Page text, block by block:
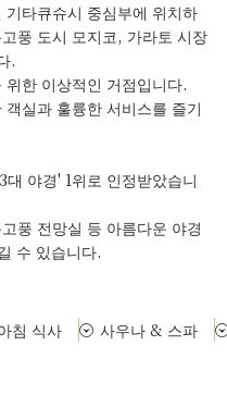
타큐슈시 중심부에 위치하
풍 도시 모지코, 가라토 시장
.
한 이상적인 거점입니다.
실과 훌륭한 서비스를 즐기
야경' 1위로 인정받았습니
풍 전망실 등 아름다운 야경
수 있습니다.
침 식사 사우나 & 스파